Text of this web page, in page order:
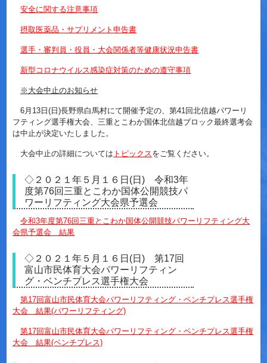
安全に関する注意事項
摂取医薬品・サプリメント申告書
選手・審判員・役員・大会関係者等健康状況申告書
新型コロナウイルス感染症対策のための遵守事項
※大会中止のお知らせ
6月13日(日)長野県白馬村にて開催予定の、第41回北信越パワーリ
フティング選手権大会、三重とこわか国体北信越ブロック最終選考会
は中止が決定いたしました。
大会中止の詳細については トピックスをご覧ください。
◇２０２１年５月１６日(日) 令和3年
度第76回三重とこわか国体公開競技パ
ワーリフティング大会県予選会
令和3年度第76回三重とこわか国体公開競技パワーリフティング大
会県予選会 結果
◇２０２１年５月１６日(日) 第17回
富山市民体育大会パワーリフティン
グ・ベンチプレス選手権大会
第17回富山市民体育大会パワーリフティング・ベンチプレス選手権
大会 結果(パワーリフティング)
第17回富山市民体育大会パワーリフティング・ベンチプレス選手権
大会 結果(ベンチプレス)